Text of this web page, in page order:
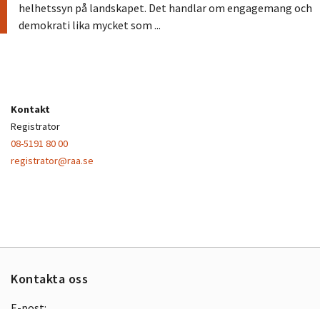
helhetssyn på landskapet. Det handlar om engagemang och
demokrati lika mycket som ...
Kontakt
Registrator
08-5191 80 00
registrator@raa.se
Kontakta oss